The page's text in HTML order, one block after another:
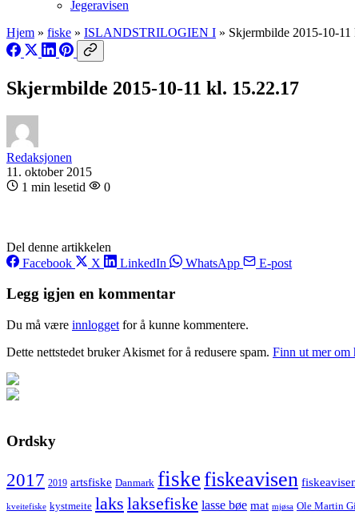
Jegeravisen
Hjem » fiske » ISLANDSTRILOGIEN I » Skjermbilde 2015-10-
Skjermbilde 2015-10-11 kl. 15.22.17
Redaksjonen
11. oktober 2015
1 min lesetid
0
Del denne artikkelen
Facebook
X LinkedIn WhatsApp E-post
Legg igjen en kommentar
Du må være innlogget for å kunne kommentere.
Dette nettstedet bruker Akismet for å redusere spam. Finn ut mer om
Ordsky
2017 2019 artsfiske Danmark fiskefiskeavisen
kveitefiske kystmeite laks laksefiske lasse bøe mat mjøsa Ole Martin